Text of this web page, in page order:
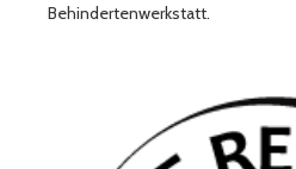
Behindertenwerkstatt.